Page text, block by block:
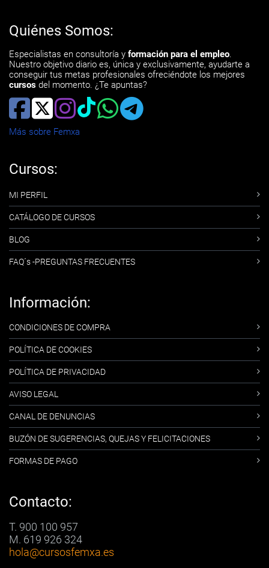
Quiénes Somos:
Especialistas en consultoría y formación para el empleo.
Nuestro objetivo diario es, única y exclusivamente, ayudarte a
conseguir tus metas profesionales ofreciéndote los mejores
cursos del momento. ¿Te apuntas?
Más sobre Femxa
Cursos:
MI PERFIL
CATÁLOGO DE CURSOS
BLOG
FAQ´s -PREGUNTAS FRECUENTES
Información:
CONDICIONES DE COMPRA
POLÍTICA DE COOKIES
POLÍTICA DE PRIVACIDAD
AVISO LEGAL
CANAL DE DENUNCIAS
BUZÓN DE SUGERENCIAS, QUEJAS Y FELICITACIONES
FORMAS DE PAGO
Contacto:
T. 900 100 957
M. 619 926 324
hola@cursosfemxa.es